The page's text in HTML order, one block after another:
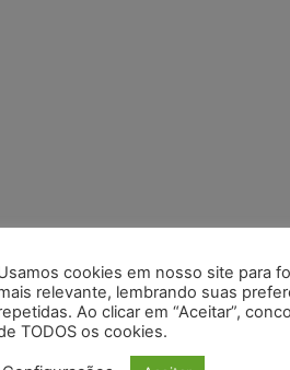
cookies em nosso site para
relevante, lembrando suas
Ao clicar em “Aceitar”,
TODOS os cookies.